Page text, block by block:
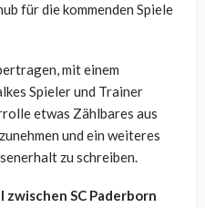
für die kommenden Spiele
mit einem
Spieler und Trainer
etwas Zählbares aus
und ein weiteres
zu schreiben.
SC Paderborn